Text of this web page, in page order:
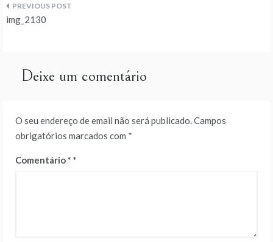
Navegação
artigos
img_2130
Deixe um comentário
O seu endereço de email não será publicado.Campos
obrigatórios marcados com *
Comentário*